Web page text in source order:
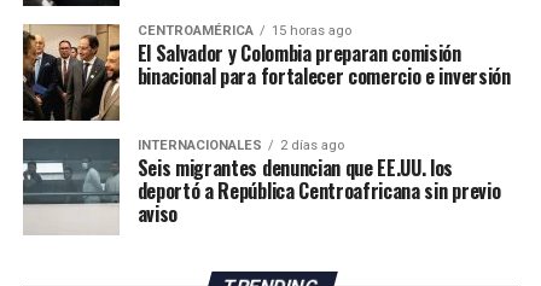
CENTROAMÉRICA 15 horas ago
El Salvador y Colombia preparan comisión
binacional para fortalecer comercio e inversión
INTERNACIONALES 2 días ago
Seis migrantes denuncian que EE.UU. los
deportó a República Centroafricana sin previo
aviso